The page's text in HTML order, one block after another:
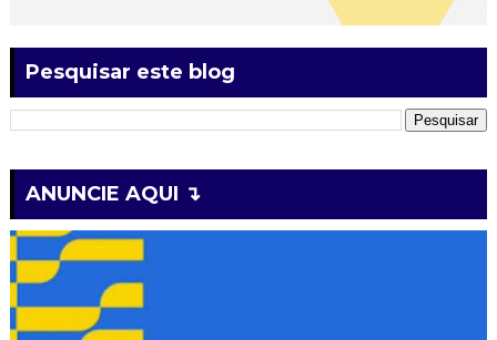
Pesquisar este blog
ANUNCIE AQUI ↴